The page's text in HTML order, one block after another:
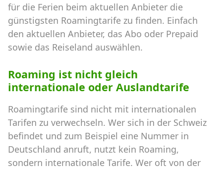
für die Ferien beim aktuellen Anbieter die
günstigsten Roamingtarife zu finden. Einfach
den aktuellen Anbieter, das Abo oder Prepaid
sowie das Reiseland auswählen.
Roaming ist nicht gleich
internationale oder Auslandtarife
Roamingtarife sind nicht mit internationalen
Tarifen zu verwechseln. Wer sich in der Schweiz
befindet und zum Beispiel eine Nummer in
Deutschland anruft, nutzt kein Roaming,
sondern internationale Tarife. Wer oft von der